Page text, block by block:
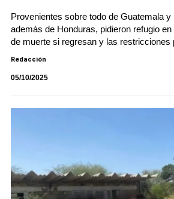
Provenientes sobre todo de Guatemala y
además de Honduras, pidieron refugio
de muerte si regresan y las restricciones
Redacción
05/10/2025